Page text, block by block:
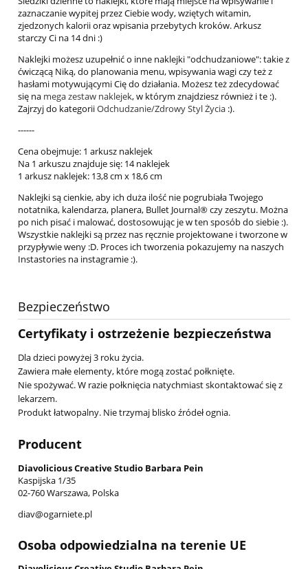
zaznaczanie wypitej przez Ciebie wody, wziętych witamin,
zjedzonych kalorii oraz wpisania przebytych kroków. Arkusz
starczy Ci na 14 dni :)
Naklejki możesz uzupełnić o inne naklejki "odchudzaniowe": takie z
ćwiczącą Niką, do planowania menu, wpisywania wagi czy też z
hasłami motywującymi Cię do działania. Możesz też zdecydować
się na mega zestaw naklejek, w którym znajdziesz również i te :).
Zajrzyj do kategoriiOdchudzanie/Zdrowy Styl Życia :).
------
Cena obejmuje: 1 arkusz naklejek
Na 1 arkuszu znajduje się: 14 naklejek
1 arkusz naklejek: 13,8 cm x 18,6 cm
Naklejki są cienkie, aby ich duża ilość nie pogrubiała Twojego
notatnika, kalendarza, planera, Bullet Journal® czy zeszytu. Można
po nich pisać i malować, dostosowując je w ten sposób do siebie :).
Wszystkie naklejki są przez nas ręcznie projektowane i tworzone w
przypływie weny :D. Proces ich tworzenia pokazujemy na naszych
Instastories na instagramie :).
Bezpieczeństwo
Certyfikaty i ostrzeżenie bezpieczeństwa
Dla dzieci powyżej 3 roku życia.
Zawiera małe elementy, które mogą zostać połknięte.
Nie spożywać. W razie połknięcia natychmiast skontaktować się z
lekarzem.
Produkt łatwopalny. Nie trzymaj blisko źródeł ognia.
Producent
Diavolicious Creative Studio Barbara Pein
Kaspijska 1/35
02-760 Warszawa, Polska
diav@ogarniete.pl
Osoba odpowiedzialna na terenie UE